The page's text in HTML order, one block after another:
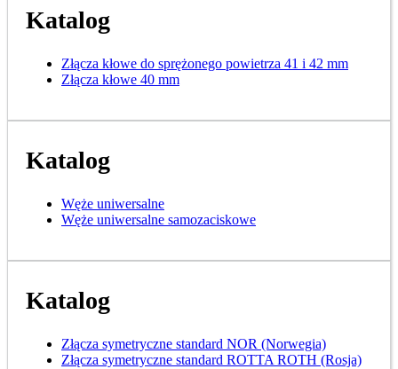
Katalog
Złącza kłowe do sprężonego powietrza 41 i 42 mm
Złącza kłowe 40 mm
Katalog
Węże uniwersalne
Węże uniwersalne samozaciskowe
Katalog
Złącza symetryczne standard NOR (Norwegia)
Złącza symetryczne standard ROTTA ROTH (Rosja)